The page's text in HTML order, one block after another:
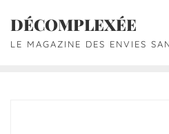
DÉCOMPLEXÉE
LE MAGAZINE DES ENVIES